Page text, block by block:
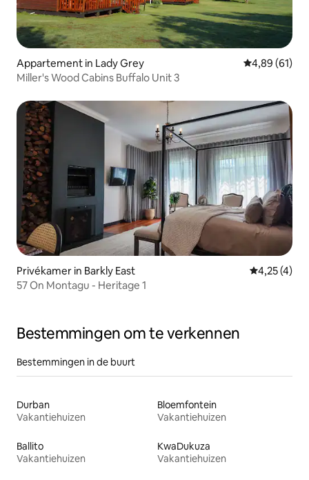
Appartement in Lady Grey Gemiddelde
4,89 (61)
Miller's Wood Cabins Buffalo Unit 3
Privékamer in Barkly East
4,25 (4)
57 On Montagu - Heritage 1
Bestemmingen om te verkennen
Bestemmingen in de buurt
Durban
Vakantiehuizen
Bloemfontein
Vakantiehuizen
Ballito
Vakantiehuizen
KwaDukuza
Vakantiehuizen